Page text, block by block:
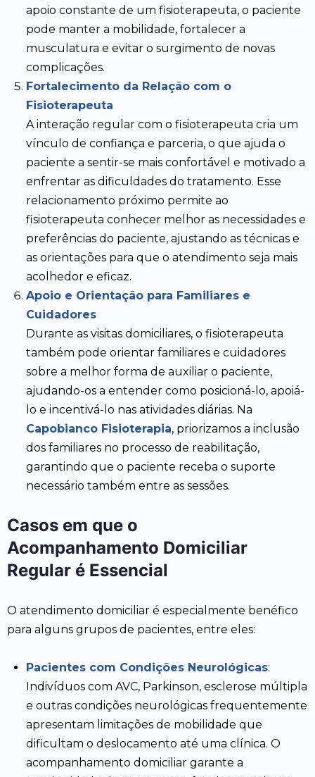
apoio constante de um fisioterapeuta, o paciente
pode manter a mobilidade, fortalecer a
musculatura e evitar o surgimento de novas
complicações.
Fortalecimento da Relação com o
Fisioterapeuta
A interação regular com o fisioterapeuta cria um
vínculo de confiança e parceria, o que ajuda o
paciente a sentir-se mais confortável e motivado a
enfrentar as dificuldades do tratamento. Esse
relacionamento próximo permite ao
fisioterapeuta conhecer melhor as necessidades e
preferências do paciente, ajustando as técnicas e
as orientações para que o atendimento seja mais
acolhedor e eficaz.
Apoio e Orientação para Familiares e
Cuidadores
Durante as visitas domiciliares, o fisioterapeuta
também pode orientar familiares e cuidadores
sobre a melhor forma de auxiliar o paciente,
ajudando-os a entender como posicioná-lo, apoiá-
lo e incentivá-lo nas atividades diárias. Na
Capobianco Fisioterapia, priorizamos a inclusão
dos familiares no processo de reabilitação,
garantindo que o paciente receba o suporte
necessário também entre as sessões.
Casos em que o
Acompanhamento Domiciliar
Regular é Essencial
O atendimento domiciliar é especialmente benéfico
para alguns grupos de pacientes, entre eles:
Pacientes com Condições Neurológicas:
Indivíduos com AVC, Parkinson, esclerose múltipla
e outras condições neurológicas frequentemente
apresentam limitações de mobilidade que
dificultam o deslocamento até uma clínica. O
acompanhamento domiciliar garante a